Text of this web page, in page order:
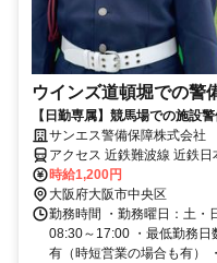
ウインズ道頓堀での警
【日勤専属】競馬場での施設
すい♪土日限定！週1日～OK◎
サンエス警備保障株式会社
アクセス 近鉄難波線 近鉄
線 日本橋（大阪府）2番口
（大阪府）2番口徒歩約4分
時給1,200円
大阪府大阪市中央区
勤務時間 ・勤務曜日：土・
08:30～17:00 ・最低勤務
有（時短営業の場合も有）